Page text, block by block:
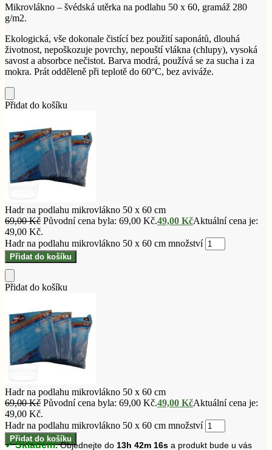
Mikrovlákno – švédská utěrka na podlahu 50 x 60, gramáž 280
g/m2.
Ekologická, vše dokonale čistící bez použití saponátů, dlouhá
životnost, nepoškozuje povrchy, nepouští vlákna (chlupy), vysoká
savost a absorbce nečistot. Barva modrá, používá se za sucha i za
mokra. Prát odděleně při teplotě do 60°C, bez aviváže.
Přidat do košíku
Hadr na podlahu mikrovlákno 50 x 60 cm
69,00Kč Původní cena byla: 69,00 Kč.49,00 KčAktuální cena je:
49,00 Kč.
Hadr na podlahu mikrovlákno 50 x 60 cm množství
Přidat do košíku
Přidat do košíku
Hadr na podlahu mikrovlákno 50 x 60 cm
69,00Kč Původní cena byla: 69,00 Kč.49,00 KčAktuální cena je:
49,00 Kč.
Hadr na podlahu mikrovlákno 50 x 60 cm množství
Přidat do košíku
✓ Skladem. Objednejte do 13h 42m 15s a produkt bude u vás